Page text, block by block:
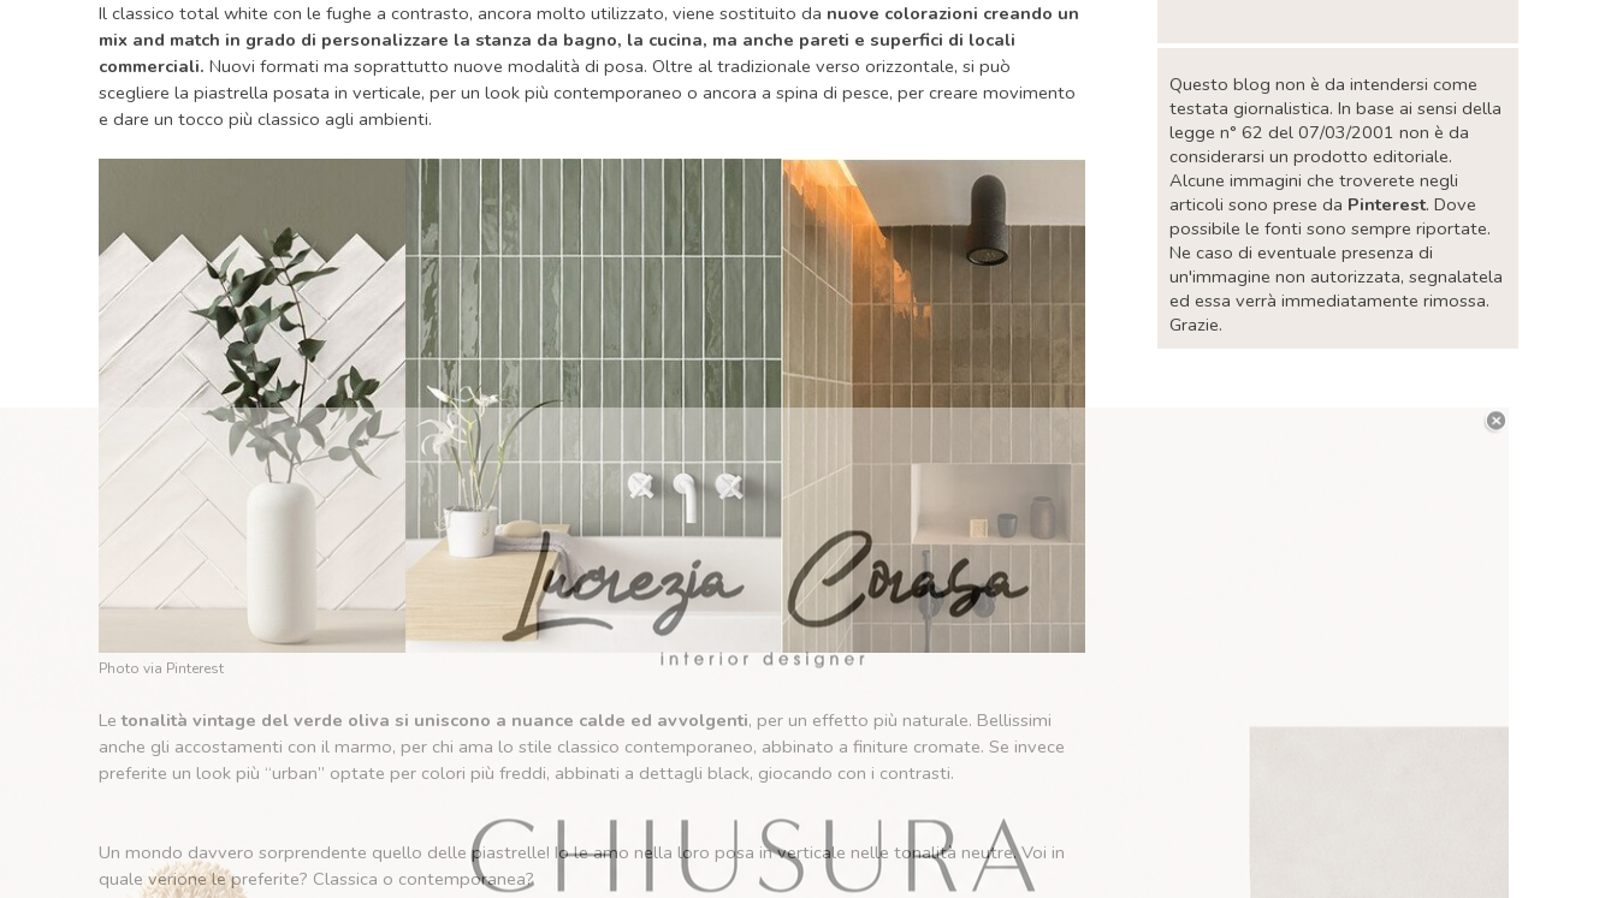
Il classico total white con le fughe a contrasto, ancora molto utilizzato, viene sostituito da nuove colorazioni creando un
mix and match in grado di personalizzare la stanza da bagno, la cucina, ma anche pareti e superfici di locali
commerciali. Nuovi formati ma soprattutto nuove modalità di posa. Oltre al tradizionale verso orizzontale, si può
scegliere la piastrella posata in verticale, per un look più contemporaneo o ancora a spina di pesce, per creare movimento
e dare un tocco più classico agli ambienti.
Photo via Pinterest
Le tonalità vintage del verde oliva si uniscono a nuance calde ed avvolgenti, per un effetto più naturale. Bellissimi
anche gli accostamenti con il marmo, per chi ama lo stile classico contemporaneo, abbinato a finiture cromate. Se invece
preferite un look più “urban” optate per colori più freddi, abbinati a dettagli black, giocando con i contrasti.
Un mondo davvero sorprendente quello delle piastrelle! Io le amo nella loro posa in verticale nelle tonalità neutre. Voi in
quale verione le preferite? Classica o contemporanea?
Questo blog non è da intendersi come
testata giornalistica. In base ai sensi della
legge n° 62 del 07/03/2001 non è da
considerarsi un prodotto editoriale.
Alcune immagini che troverete negli
articoli sono prese da Pinterest. Dove
possibile le fonti sono sempre riportate.
Ne caso di eventuale presenza di
un'immagine non autorizzata, segnalatela
ed essa verrà immediatamente rimossa.
Grazie.